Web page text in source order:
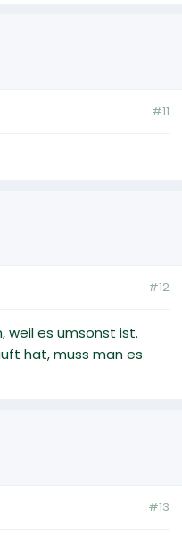
#11
#12
weil es umsonst ist.
hat, muss man es
#13